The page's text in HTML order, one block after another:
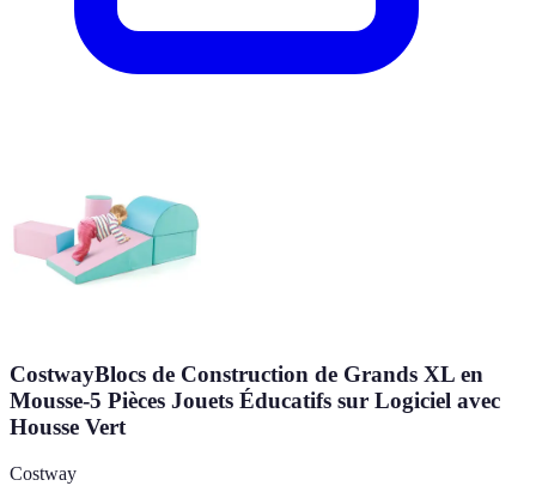
CostwayBlocs de Construction de Grands XL en
Mousse-5 Pièces Jouets Éducatifs sur Logiciel avec
Housse Vert
Costway